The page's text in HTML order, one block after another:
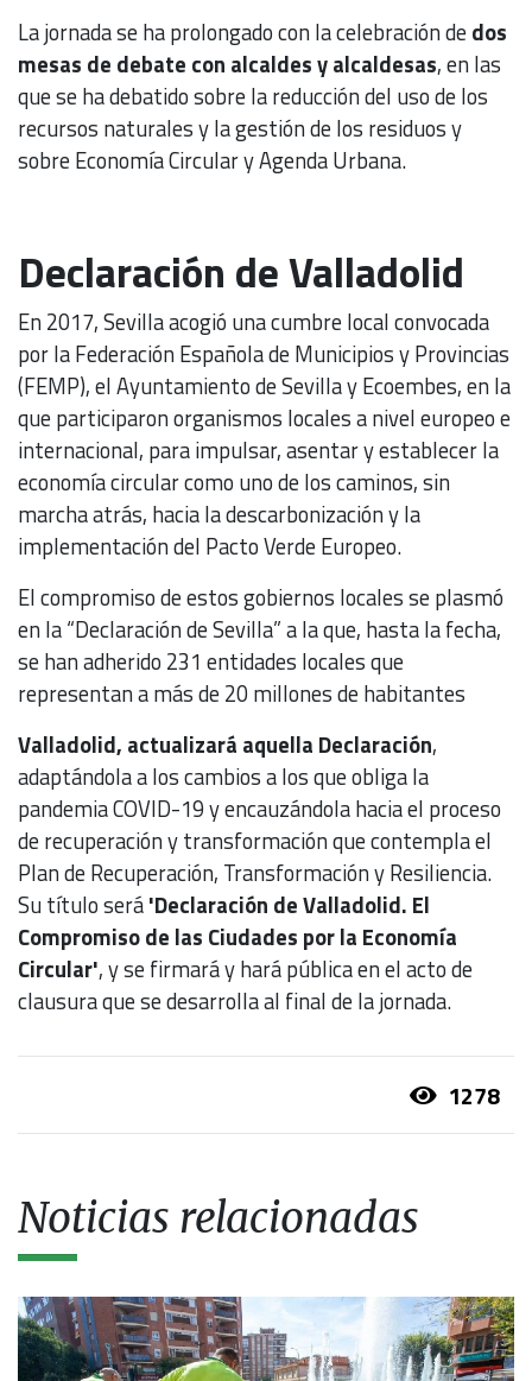
La jornada se ha prolongado con la celebración dedos
mesas de debate con alcaldes y alcaldesas, en las
que se ha debatido sobre la reducción del uso de los
recursos naturales y la gestión de los residuos y
sobre Economía Circular y Agenda Urbana.
Declaración de Valladolid
En 2017, Sevilla acogió una cumbre local convocada
por la Federación Española de Municipios y Provincias
(FEMP), el Ayuntamiento de Sevilla y Ecoembes, en la
que participaron organismos locales a nivel europeo e
internacional, para impulsar, asentar y establecer la
economía circular como uno de los caminos, sin
marcha atrás, hacia la descarbonización y la
implementación del Pacto Verde Europeo.
El compromiso de estos gobiernos locales se plasmó
en la “Declaración de Sevilla” a la que, hasta la fecha,
se han adherido 231 entidades locales que
representan a más de 20 millones de habitantes
Valladolid, actualizará aquella Declaración,
adaptándola a los cambios a los que obliga la
pandemia COVID-19 y encauzándola hacia el proceso
de recuperación y transformación que contempla el
Plan de Recuperación, Transformación y Resiliencia.
Su título será'Declaración de Valladolid. El
Compromiso de las Ciudades por la Economía
Circular', y se firmará y hará pública en el acto de
clausura que se desarrolla al final de la jornada.
1278
Noticias relacionadas